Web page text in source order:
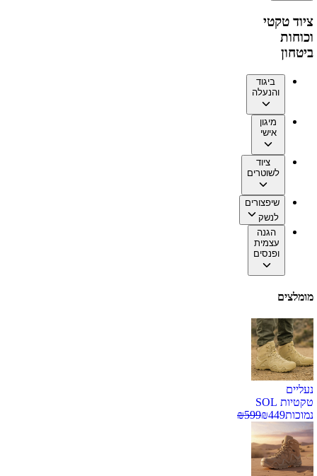
ציוד טקטי
וכוחות
ביטחון
ביגוד
והנעלה
מיגון
אישי
ציוד
לשוטרים
שיפצורים
לנשק
הגנה
עצמית
ופנסים
מומלצים
נעליים
טקטיות SOL
נמוכות
₪449
₪599